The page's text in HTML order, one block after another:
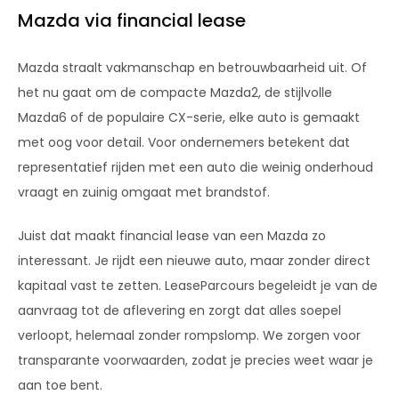
Mazda via financial lease
Mazda straalt vakmanschap en betrouwbaarheid uit. Of
het nu gaat om de compacte Mazda2, de stijlvolle
Mazda6 of de populaire CX-serie, elke auto is gemaakt
met oog voor detail. Voor ondernemers betekent dat
representatief rijden met een auto die weinig onderhoud
vraagt en zuinig omgaat met brandstof.
Juist dat maakt financial lease van een Mazda zo
interessant. Je rijdt een nieuwe auto, maar zonder direct
kapitaal vast te zetten. LeaseParcours begeleidt je van de
aanvraag tot de aflevering en zorgt dat alles soepel
verloopt, helemaal zonder rompslomp. We zorgen voor
transparante voorwaarden, zodat je precies weet waar je
aan toe bent.